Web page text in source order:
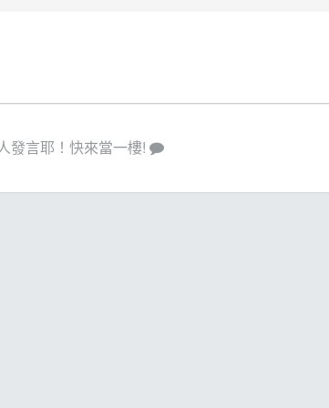
發言耶！快來當一樓!